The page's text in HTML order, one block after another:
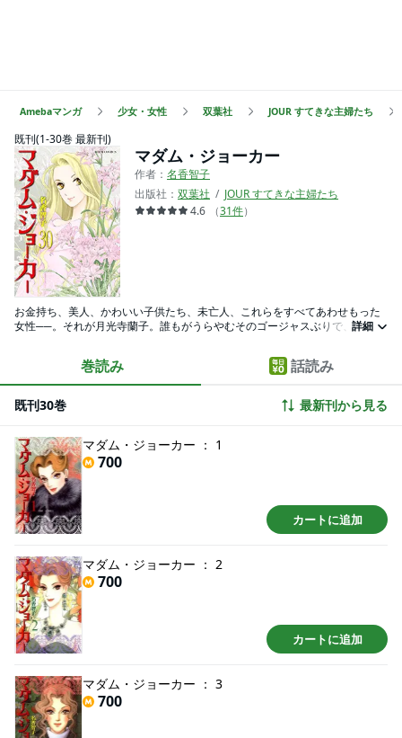
Amebaマンガ 少女・女性 双葉社 JOUR すてきな主婦たち
既刊(1-30巻 最新刊)
マダム・ジョーカー
作者： 名香智子
出版社： 双葉社
JOUR すてきな主婦たち
4.6
（31件）
お金持ち、美人、かわいい子供たち、未亡人、これらをすべてあわせもった
女性──。それが月光寺蘭子。誰もがうらやむそのゴージャスぶりで、他人か
詳細
巻読み 話読み
既刊30巻 最新刊から見る
マダム・ジョーカー ： 1
700
カートに追加
マダム・ジョーカー ： 2
700
カートに追加
マダム・ジョーカー ： 3
700